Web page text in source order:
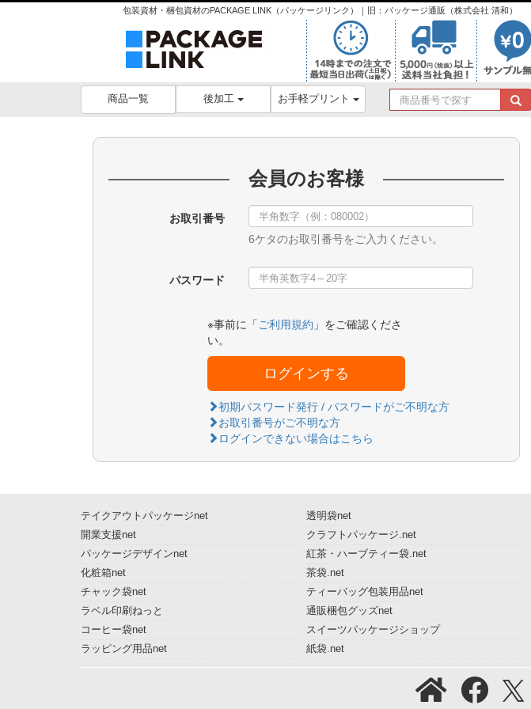
包装資材・梱包資材のPACKAGE LINK（パッケージリンク）｜旧：パッケージ通販（株式会社 清和）
商品一覧 後加工 お手軽プリント
商
品
会員のお客様
お取引番号
6ケタのお取引番号をご入力ください。
パスワード
※事前に「 ご利用規約 」をご確認くださ
い。
ログインする
初期パスワード発行 / パスワードがご不明な方
お取引番号がご不明な方
ログインできない場合はこちら
テイクアウトパッケージnet
開業支援net
パッケージデザインnet
化粧箱net
チャック袋net
ラベル印刷ねっと
コーヒー袋net
ラッピング用品net
透明袋net
クラフトパッケージ.net
紅茶・ハーブティー袋.net
茶袋.net
ティーバッグ包装用品net
通販梱包グッズnet
スイーツパッケージショップ
紙袋.net